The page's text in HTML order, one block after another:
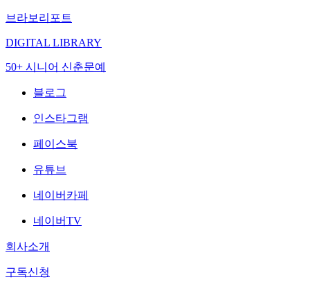
브라보리포트
DIGITAL LIBRARY
50+ 시니어 신춘문예
블로그
인스타그램
페이스북
유튜브
네이버카페
네이버TV
회사소개
구독신청